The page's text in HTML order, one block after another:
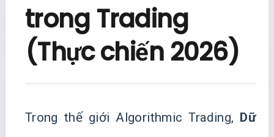
trong Trading
(Thực chiến 2026)
Trong thế giới Algorithmic Trading,
Dữ